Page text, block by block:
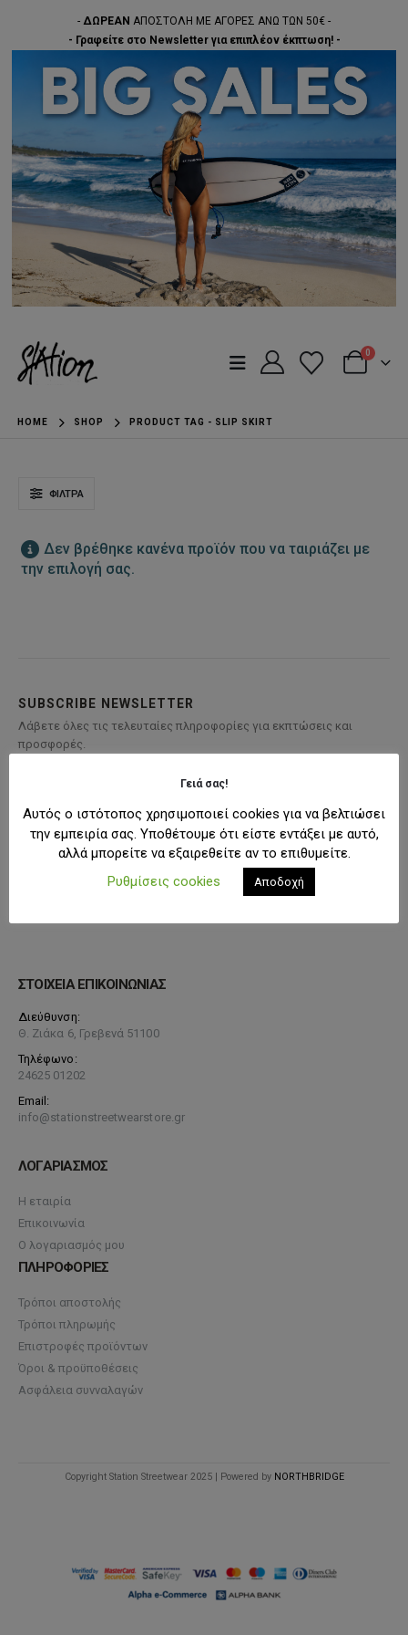
- ΔΩΡΕΑΝ ΑΠΟΣΤΟΛΗ ΜΕ ΑΓΟΡΕΣ ΑΝΩ ΤΩΝ 50€ -
- Γραφείτε στο Newsletter για επιπλέον έκπτωση! -
0
HOME SHOP PRODUCT TAG - SLIP SKIRT
ΦΊΛΤΡΑ
Δεν βρέθηκε κανένα προϊόν που να ταιριάζει με
την επιλογή σας.
SUBSCRIBE NEWSLETTER
Λάβετε όλες τις τελευταίες πληροφορίες για εκπτώσεις και
προσφορές.
ΣΤΟΙΧΕΙΑ ΕΠΙΚΟΙΝΩΝΙΑΣ
Διεύθυνση:
Θ. Ζιάκα 6, Γρεβενά 51100
Τηλέφωνο:
24625 01202
Email:
info@stationstreetwearstore.gr
ΛΟΓΑΡΙΑΣΜΟΣ
Η εταιρία
Επικοινωνία
Ο λογαριασμός μου
ΠΛΗΡΟΦΟΡΙΕΣ
Τρόποι αποστολής
Τρόποι πληρωμής
Επιστροφές προϊόντων
Όροι & προϋποθέσεις
Ασφάλεια συνναλαγών
Copyright Station Streetwear 2025 | Powered by NORTHBRIDGE
Γειά σας!
Αυτός ο ιστότοπος χρησιμοποιεί cookies για να βελτιώσει
την εμπειρία σας. Υποθέτουμε ότι είστε εντάξει με αυτό,
αλλά μπορείτε να εξαιρεθείτε αν το επιθυμείτε.
Ρυθμίσεις cookies
Αποδοχή